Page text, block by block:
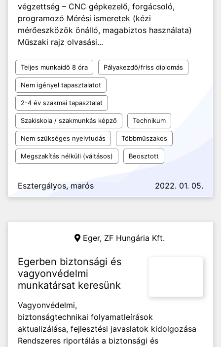
végzettség – CNC gépkezelő, forgácsoló,
programozó Mérési ismeretek (kézi
mérőeszközök önálló, magabiztos használata)
Műszaki rajz olvasási...
Teljes munkaidő 8 óra Pályakezdő/friss diplomás
Nem igényel tapasztalatot
2-4 év szakmai tapasztalat
Szakiskola / szakmunkás képző Technikum
Nem szükséges nyelvtudás Többműszakos
Megszakítás nélküli (váltásos) Beosztott
Esztergályos, marós 2022. 01. 05.
Eger, ZF Hungária Kft.
Egerben biztonsági és
vagyonvédelmi
munkatársat keresünk
Vagyonvédelmi,
biztonságtechnikai folyamatleírások
aktualizálása, fejlesztési javaslatok kidolgozása
Rendszeres riportálás a biztonsági és